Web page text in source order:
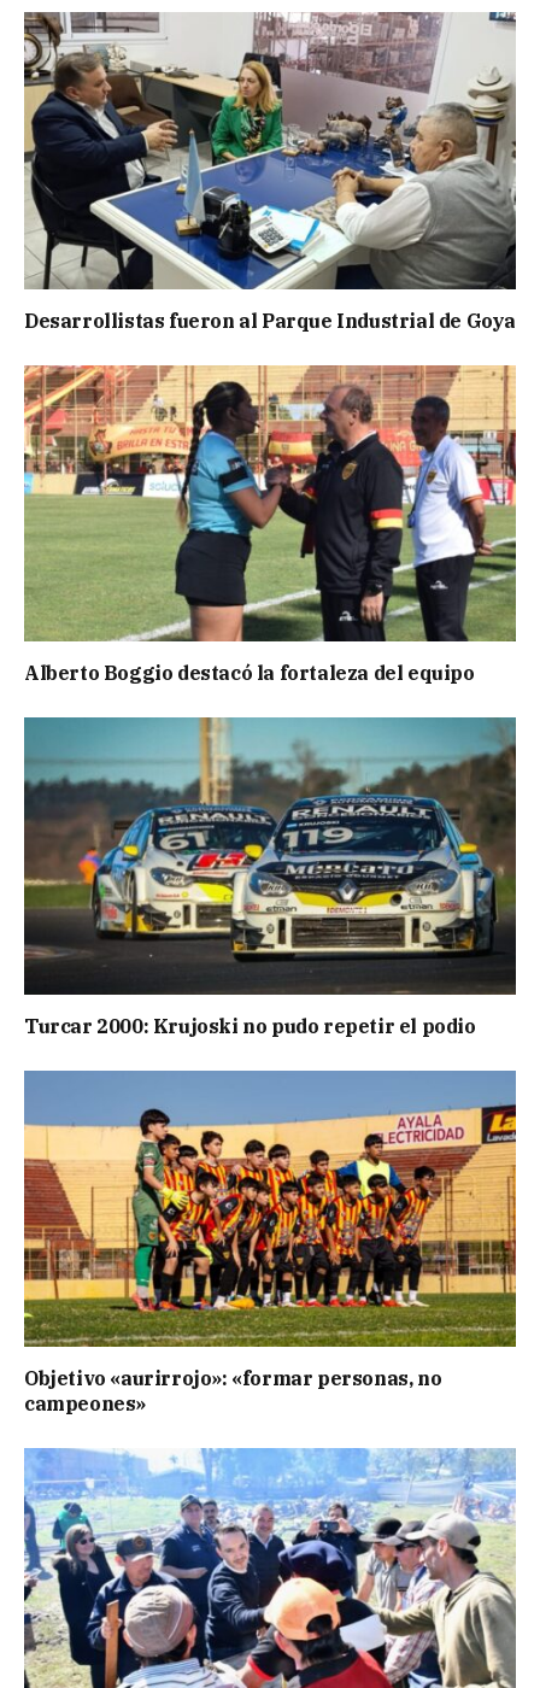
Desarrollistas fueron al Parque Industrial de Goya
Alberto Boggio destacó la fortaleza del equipo
Turcar 2000: Krujoski no pudo repetir el podio
Objetivo «aurirrojo»: «formar personas, no
campeones»